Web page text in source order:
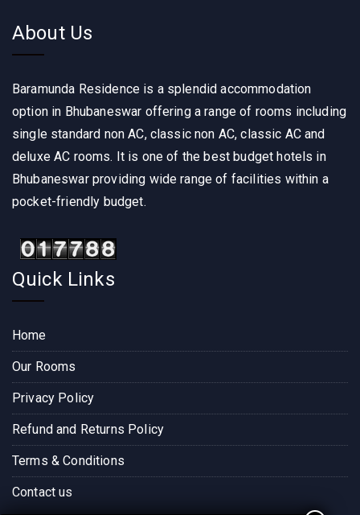
About Us
Baramunda Residence is a splendid accommodation
option in Bhubaneswar offering a range of rooms including
single standard non AC, classic non AC, classic AC and
deluxe AC rooms. It is one of the best budget hotels in
Bhubaneswar providing wide range of facilities within a
pocket-friendly budget.
Quick Links
Home
Our Rooms
Privacy Policy
Refund and Returns Policy
Terms & Conditions
Contact us